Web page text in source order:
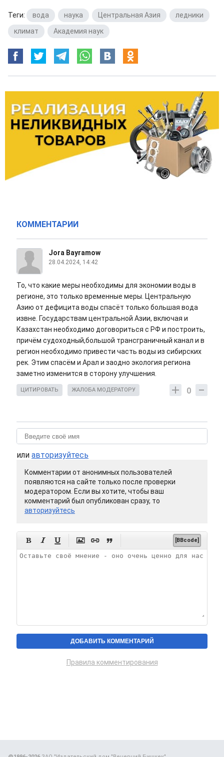
Теги: вода наука Центральная Азия ледники
климат
Академия наук
КОММЕНТАРИИ
Jora Bayramow
28.04.2024, 14:42
То, что какие меры необходимы для экономии воды в
регионе, это только временные меры. Центральную
Азию от дефицита воды спасёт только большая вода
извне. Государствам центральной Азии, включая и
Казахстан необходимо договориться с РФ и построить,
причём судоходный,большой трансграничный канал и в
регион необходимо привести часть воды из сибирских
рек. Этим спасём и Арал и заодно экология региона
заметно изменится в сторону улучшения.
0
ЦИТИРОВАТЬ ЖАЛОБА МОДЕРАТОРУ
или авторизуйтесь
Комментарии от анонимных пользователей
появляются на сайте только после проверки
модератором. Если вы хотите, чтобы ваш
комментарий был опубликован сразу, то
авторизуйтесь
      [BBcode]
Правила комментирования